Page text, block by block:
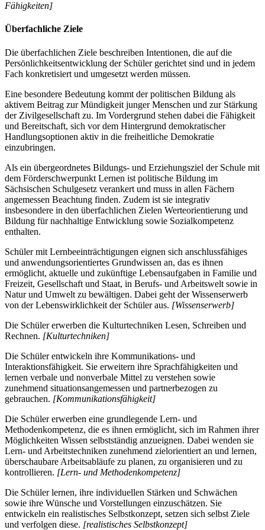
Fähigkeiten]
Überfachliche Ziele
Die überfachlichen Ziele beschreiben Intentionen, die auf die
Persönlichkeitsentwicklung der Schüler gerichtet sind und in jedem
Fach konkretisiert und umgesetzt werden müssen.
Eine besondere Bedeutung kommt der politischen Bildung als
aktivem Beitrag zur Mündigkeit junger Menschen und zur Stärkung
der Zivilgesellschaft zu. Im Vordergrund stehen dabei die Fähigkeit
und Bereitschaft, sich vor dem Hintergrund demokratischer
Handlungsoptionen aktiv in die freiheitliche Demokratie
einzubringen.
Als ein übergeordnetes Bildungs- und Erziehungsziel der Schule mit
dem Förderschwerpunkt Lernen ist politische Bildung im
Sächsischen Schulgesetz verankert und muss in allen Fächern
angemessen Beachtung finden. Zudem ist sie integrativ
insbesondere in den überfachlichen Zielen Werteorientierung und
Bildung für nachhaltige Entwicklung sowie Sozialkompetenz
enthalten.
Schüler mit Lernbeeinträchtigungen eignen sich anschlussfähiges
und anwendungsorientiertes Grundwissen an, das es ihnen
ermöglicht, aktuelle und zukünftige Lebensaufgaben in Familie und
Freizeit, Gesellschaft und Staat, in Berufs- und Arbeitswelt sowie in
Natur und Umwelt zu bewältigen. Dabei geht der Wissenserwerb
von der Lebenswirklichkeit der Schüler aus. [Wissenserwerb]
Die Schüler erwerben die Kulturtechniken Lesen, Schreiben und
Rechnen. [Kulturtechniken]
Die Schüler entwickeln ihre Kommunikations- und
Interaktionsfähigkeit. Sie erweitern ihre Sprachfähigkeiten und
lernen verbale und nonverbale Mittel zu verstehen sowie
zunehmend situationsangemessen und partnerbezogen zu
gebrauchen. [Kommunikationsfähigkeit]
Die Schüler erwerben eine grundlegende Lern- und
Methodenkompetenz, die es ihnen ermöglicht, sich im Rahmen ihrer
Möglichkeiten Wissen selbstständig anzueignen. Dabei wenden sie
Lern- und Arbeitstechniken zunehmend zielorientiert an und lernen,
überschaubare Arbeitsabläufe zu planen, zu organisieren und zu
kontrollieren. [Lern- und Methodenkompetenz]
Die Schüler lernen, ihre individuellen Stärken und Schwächen
sowie ihre Wünsche und Vorstellungen einzuschätzen. Sie
entwickeln ein realistisches Selbstkonzept, setzen sich selbst Ziele
und verfolgen diese. [realistisches Selbstkonzept]